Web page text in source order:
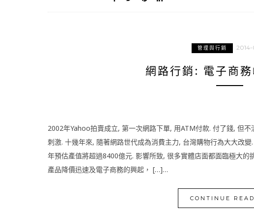
管理與行銷 2014-
網路行銷: 電子商
2002年Yahoo拍賣成立, 第一次網路下單, 用ATM付款. 付了錢, 但
刺激. 十幾年來, 隨著網路世代成為消費主力, 台灣購物行為大大改
年預估產值將超過8400億元. 影響所致, 很多實體店面都面臨極大
產品降價迅速及電子商務的興起， […]…
CONTINUE